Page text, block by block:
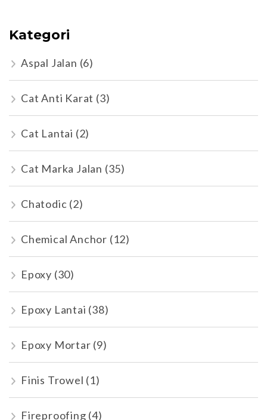
Kategori
Aspal Jalan (6)
Cat Anti Karat (3)
Cat Lantai (2)
Cat Marka Jalan (35)
Chatodic (2)
Chemical Anchor (12)
Epoxy (30)
Epoxy Lantai (38)
Epoxy Mortar (9)
Finis Trowel (1)
Fireproofing (4)